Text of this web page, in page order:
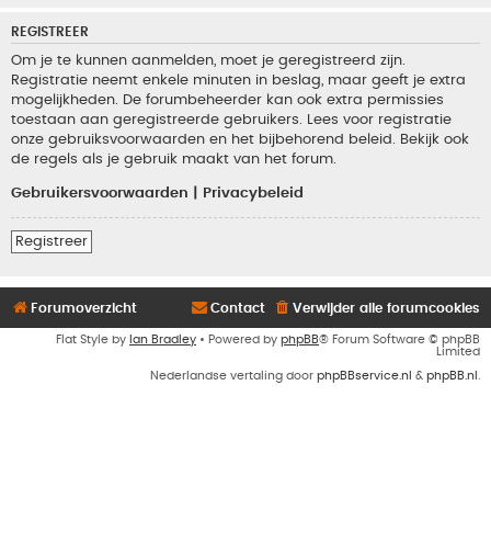
REGISTREER
Om je te kunnen aanmelden, moet je geregistreerd zijn.
Registratie neemt enkele minuten in beslag, maar geeft je extra
mogelijkheden. De forumbeheerder kan ook extra permissies
toestaan aan geregistreerde gebruikers. Lees voor registratie
onze gebruiksvoorwaarden en het bijbehorend beleid. Bekijk ook
de regels als je gebruik maakt van het forum.
Gebruikersvoorwaarden Privacybeleid
Registreer
Forumoverzicht Verwijder alle forumcookies
Contact
Flat Style by Ian Bradley • Powered by phpBB® Forum Software © phpBB
Limited
Nederlandse vertaling door phpBBservice.nl & phpBB.nl .